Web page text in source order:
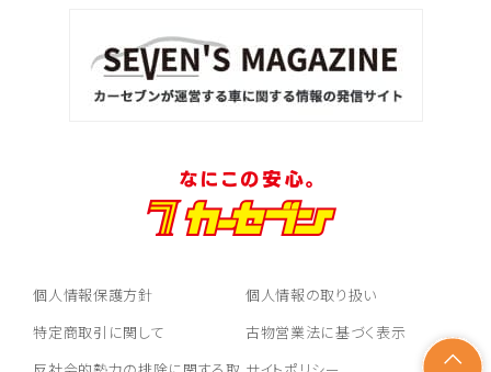
個人情報保護方針
個人情報の取り扱い
特定商取引に関して
古物営業法に基づく表示